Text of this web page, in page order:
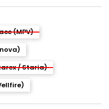
(MPV)
/ Staria)